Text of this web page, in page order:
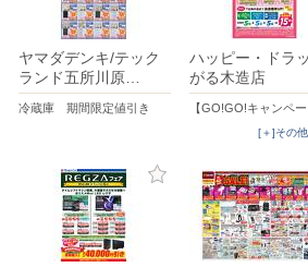
ヤマダデンキ/テック
ランド五所川原…
冷蔵庫 期間限定値引き
ハッピー・ドラ
がる木造店
【GO!GO!キャンペ
[＋]その